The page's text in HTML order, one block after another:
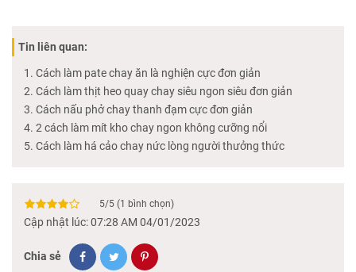
Tin liên quan:
Cách làm pate chay ăn là nghiện cực đơn giản
Cách làm thịt heo quay chay siêu ngon siêu đơn giản
Cách nấu phở chay thanh đạm cực đơn giản
2 cách làm mít kho chay ngon không cưỡng nổi
Cách làm há cảo chay nức lòng người thưởng thức
5/5 (1 bình chọn)
Cập nhật lúc: 07:28 AM 04/01/2023
Chia sẻ